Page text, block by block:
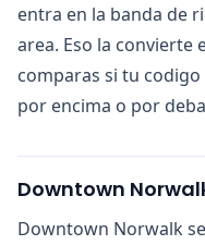
entra en la banda de
area. Eso la convierte
comparas si tu
por encima o por
Downtown
Downtown Norwalk